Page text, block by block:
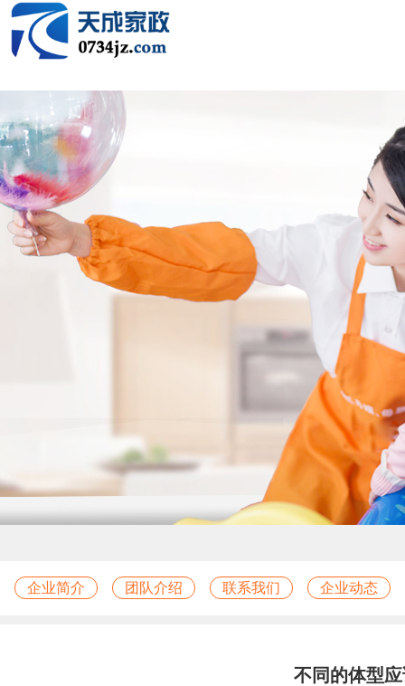
企业简介 团队介绍 联系我们 企业动态
不同的体型